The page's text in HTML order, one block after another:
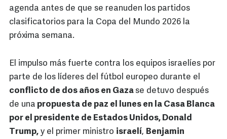
agenda antes de que se reanuden los partidos
clasificatorios para la Copa del Mundo 2026 la
próxima semana.
El impulso más fuerte contra los equipos israelíes por
parte de los líderes del fútbol europeo durante el
conflicto de dos años en Gazase detuvo después
de una propuesta de paz el lunes en la Casa Blanca
por el presidente de Estados Unidos, Donald
Trump, y el primer ministro israelí, Benjamin